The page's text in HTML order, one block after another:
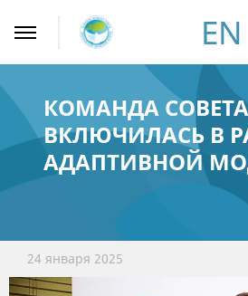
EN
КОМАНДА
ВКЛЮЧИЛАСЬ В
АДАПТИВНОЙ
24 января 2025